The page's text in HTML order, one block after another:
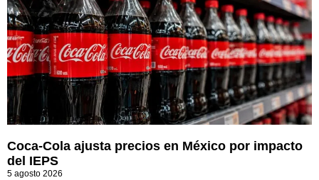
Coca-Cola ajusta precios en México por impacto
del IEPS
5 agosto 2026